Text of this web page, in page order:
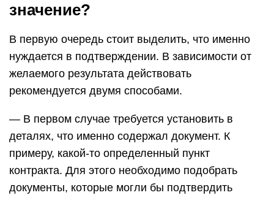
значение?
В первую очередь стоит выделить, что именно
нуждается в подтверждении. В зависимости от
желаемого результата действовать
рекомендуется двумя способами.
— В первом случае требуется установить в
деталях, что именно содержал документ. К
примеру, какой-то определенный пункт
контракта. Для этого необходимо подобрать
документы, которые могли бы подтвердить